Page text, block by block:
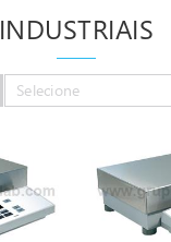
INDUSTRIAIS
Selecione